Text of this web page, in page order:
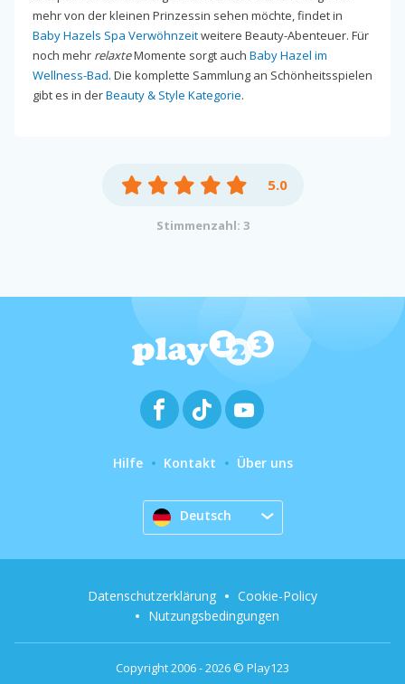
mehr von der kleinen Prinzessin sehen möchte, findet in
Baby Hazels Spa Verwöhnzeitweitere Beauty-Abenteuer. Für
noch mehr relaxteMomente sorgt auch Baby Hazel im
Wellness-Bad. Die komplette Sammlung an Schönheitsspielen
gibt es in derBeauty & Style Kategorie.
5.0
Stimmenzahl: 3
Hilfe Kontakt Über uns
Deutsch
Copyright 2006 - 2026 © Play123
Datenschutzerklärung
Cookie-Policy
Nutzungsbedingungen